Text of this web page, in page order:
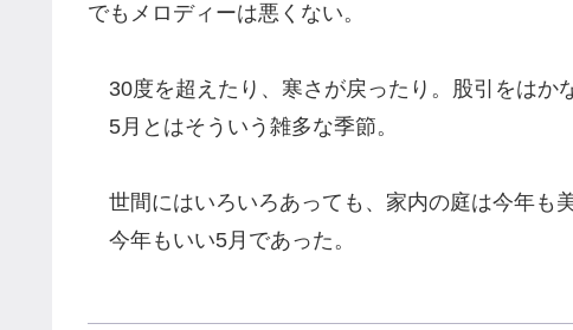
でもメロディーは悪くない。
30度を超えたり、寒さが戻ったり。股引をはか
5月とはそういう雑多な季節。
世間にはいろいろあっても、家内の庭は今年も
今年もいい5月であった。